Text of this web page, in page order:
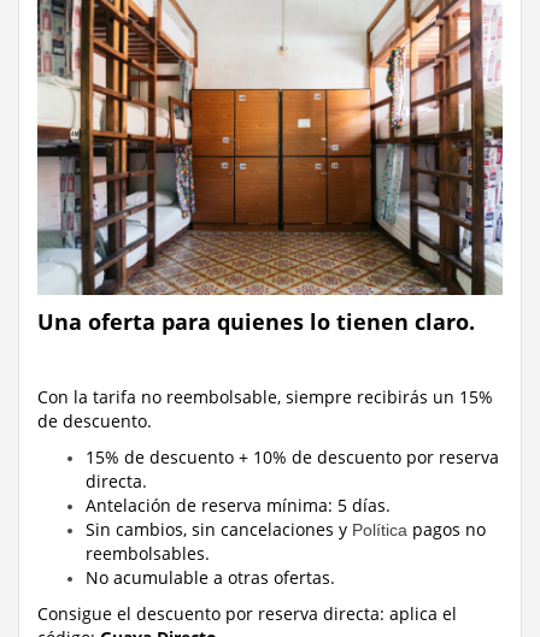
Una oferta para quienes lo tienen claro.
Con la tarifa no reembolsable, siempre recibirás un 15%
de descuento.
15% de descuento + 10% de descuento por reserva
directa.
Antelación de reserva mínima: 5 días.
Sin cambios, sin cancelaciones y Política pagos no
reembolsables.
No acumulable a otras ofertas.
Consigue el descuento por reserva directa: aplica el